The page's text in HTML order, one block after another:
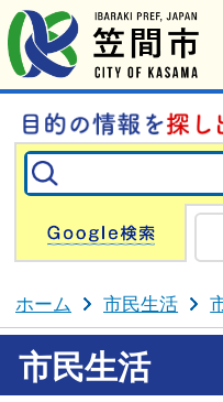
ホーム 市民生活
市民生活